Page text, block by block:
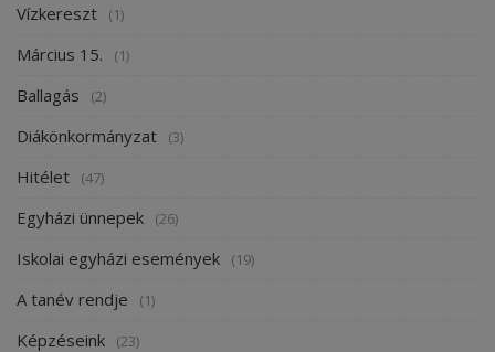
Vízkereszt (1)
Március 15. (1)
Ballagás (2)
Diákönkormányzat (3)
Hitélet (47)
Egyházi ünnepek (26)
Iskolai egyházi események (19)
A tanév rendje (1)
Képzéseink (23)